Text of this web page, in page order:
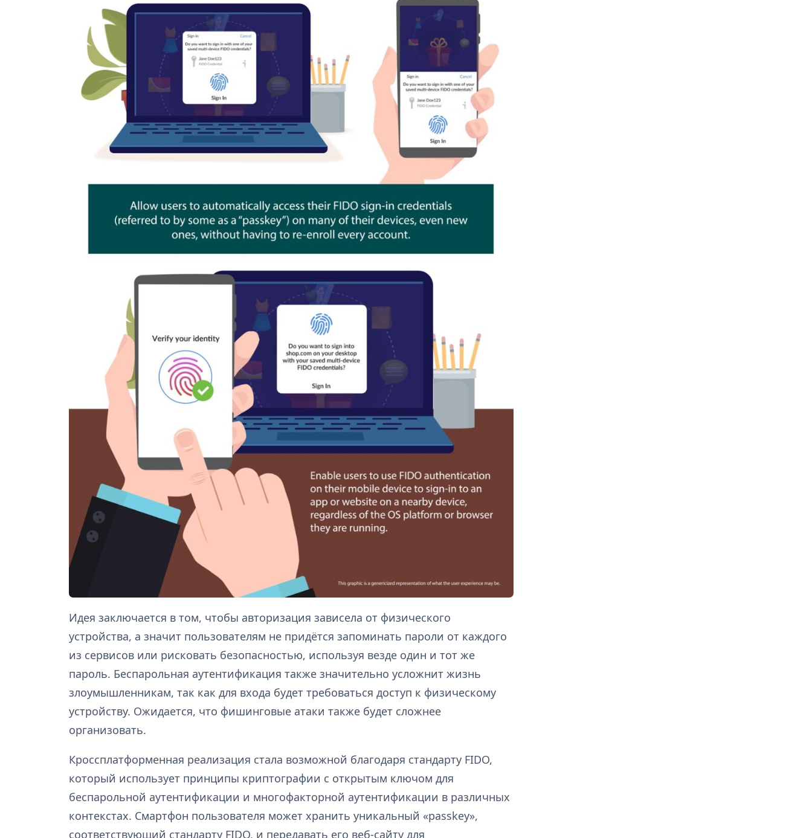
Идея заключается в том, чтобы авторизация зависела от физического
устройства, а значит пользователям не придётся запоминать пароли от каждого
из сервисов или рисковать безопасностью, используя везде один и тот же
пароль. Беспарольная аутентификация также значительно усложнит жизнь
злоумышленникам, так как для входа будет требоваться доступ к физическому
устройству. Ожидается, что фишинговые атаки также будет сложнее
организовать.
Кроссплатформенная реализация стала возможной благодаря стандарту FIDO,
который использует принципы криптографии с открытым ключом для
беспарольной аутентификации и многофакторной аутентификации в различных
контекстах. Смартфон пользователя может хранить уникальный «passkey»,
соответствующий стандарту FIDO, и передавать его веб-сайту для